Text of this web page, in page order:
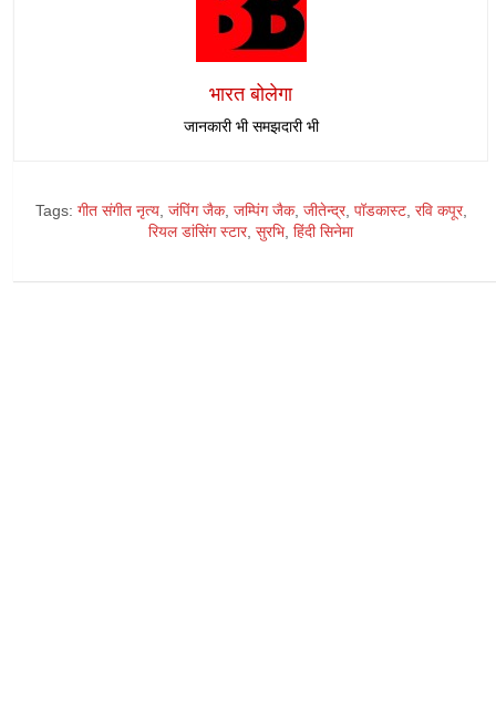
भारत बोलेगा
जानकारी भी समझदारी भी
Tags: गीत संगीत नृत्य, जंपिंग जैक, जम्पिंग जैक, जीतेन्द्र, पॉडकास्ट, रवि कपूर,
रियल डांसिंग स्टार, सुरभि, हिंदी सिनेमा